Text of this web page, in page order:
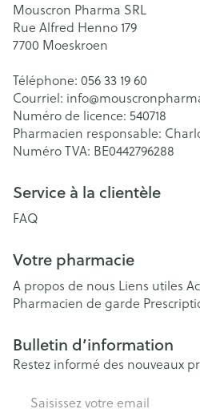
Mouscron Pharma SRL
Rue Alfred Henno 179
7700 Moeskroen
Téléphone: 056 33 19 60
Courriel: info@
Numéro de licence: 540718
Pharmacien responsable:
Numéro TVA: BE0442796288
Service à la clientèle
FAQ
Votre pharmacie
A propos de nous Liens utiles
Pharmacien de garde
Bulletin d’information
Restez informé des nouveaux